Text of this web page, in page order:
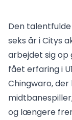
Den
seks år i Citys
arbejdet sig op
fået erfaring i
Chingwaro, der
og længere